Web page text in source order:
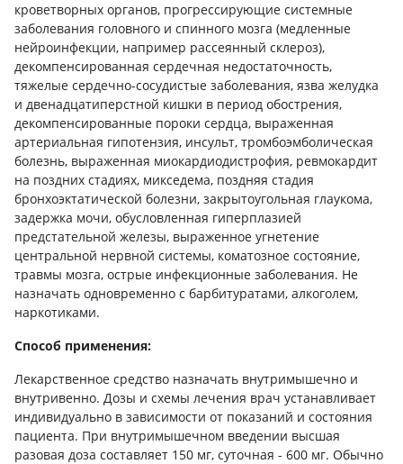
кроветворных органов, прогрессирующие системные
заболевания головного и спинного мозга (медленные
нейроинфекции, например рассеянный склероз),
декомпенсированная сердечная недостаточность,
тяжелые сердечно-сосудистые заболевания, язва желудка
и двенадцатиперстной кишки в период обострения,
декомпенсированные пороки сердца, выраженная
артериальная гипотензия, инсульт, тромбоэмболическая
болезнь, выраженная миокардиодистрофия, ревмокардит
на поздних стадиях, микседема, поздняя стадия
бронхоэктатической болезни, закрытоугольная глаукома,
задержка мочи, обусловленная гиперплазией
предстательной железы, выраженное угнетение
центральной нервной системы, коматозное состояние,
травмы мозга, острые инфекционные заболевания. Не
назначать одновременно с барбитуратами, алкоголем,
наркотиками.
Способ применения:
Лекарственное средство назначать внутримышечно и
внутривенно. Дозы и схемы лечения врач устанавливает
индивидуально в зависимости от показаний и состояния
пациента. При внутримышечном введении высшая
разовая доза составляет 150 мг, суточная - 600 мг. Обычно